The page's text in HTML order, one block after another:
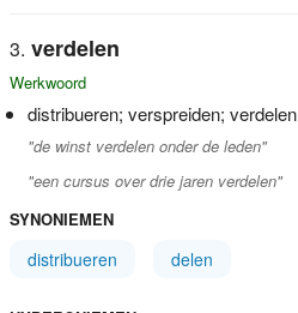
verdelen
Werkwoord
distribueren; verspreiden; verdelen
"de winst verdelen onder de leden"
"een cursus over drie jaren verdelen"
SYNONIEMEN
distribueren delen